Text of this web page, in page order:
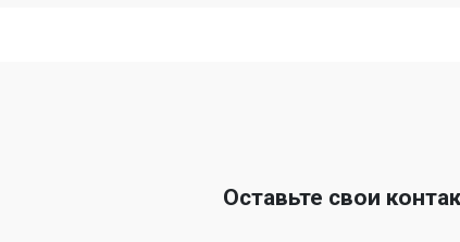
Оставьте свои